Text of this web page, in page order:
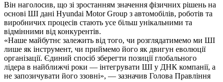
Він наголосив, що зі зростанням значення фізичних рішень на
основі ШІ дані Hyundai Motor Group з автомобілів, роботів та
виробничих процесів стають усе більш унікальними та
відмінними від конкурентів.
«Наше майбутнє залежить від того, чи розглядатимемо ми ШІ
лише як інструмент, чи приймемо його як двигун еволюції
організації. Єдиний спосіб зберегти позиції глобального
лідера в найближчі роки — інтегрувати ШІ у ДНК компанії, а
не запозичувати його ззовні», — зазначив Голова Правління